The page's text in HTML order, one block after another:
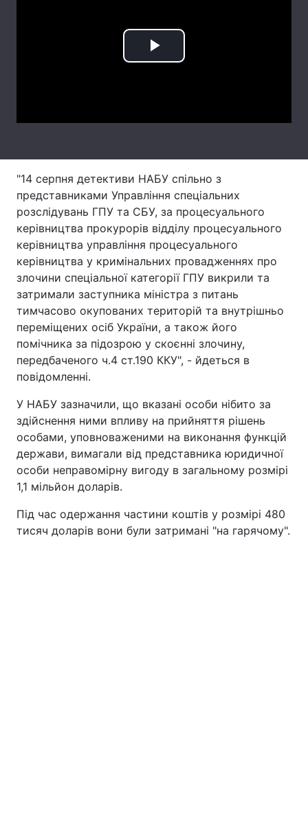
Думки
Тема оформлення
Play
"14 серпня детективи НАБУ спільно з
представниками Управління спеціальних
розслідувань ГПУ та СБУ, за процесуального
керівництва прокурорів відділу процесуального
керівництва управління процесуального
керівництва у кримінальних провадженнях про
злочини спеціальної категорії ГПУ викрили та
затримали заступника міністра з питань
тимчасово окупованих територій та внутрішньо
переміщених осіб України, а також його
помічника за підозрою у скоєнні злочину,
передбаченого ч.4 ст.190 ККУ", - йдеться в
повідомленні.
У НАБУ зазначили, що вказані особи нібито за
здійснення ними впливу на прийняття рішень
особами, уповноваженими на виконання функцій
держави, вимагали від представника юридичної
особи неправомірну вигоду в загальному розмірі
1,1 мільйон доларів.
Під час одержання частини коштів у розмірі 480
тисяч доларів вони були затримані "на гарячому".